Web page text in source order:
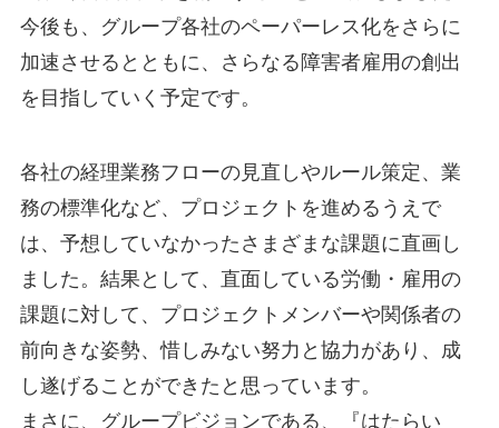
今後も、グループ各社のペーパーレス化をさらに
加速させるとともに、さらなる障害者雇用の創出
を目指していく予定です。
各社の経理業務フローの見直しやルール策定、業
務の標準化など、プロジェクトを進めるうえで
は、予想していなかったさまざまな課題に直画し
ました。結果として、直面している労働・雇用の
課題に対して、プロジェクトメンバーや関係者の
前向きな姿勢、惜しみない努力と協力があり、成
し遂げることができたと思っています。
まさに、グループビジョンである、『はたらい